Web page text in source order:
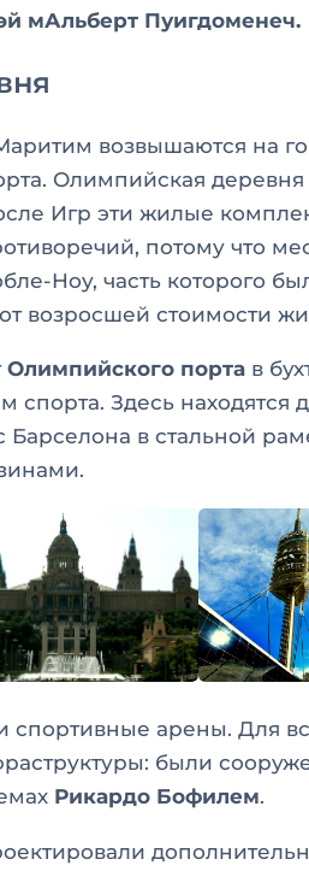
мАльберт Пуигдоменеч.
возвышаются на
Олимпийская деревня
Игр эти жилые
потому что
Ноу, часть которого
возросшей стоимости
Олимпийского порта в
спорта. Здесь находятся
в стальной
арены. Для
были
Рикардо Бофилем.